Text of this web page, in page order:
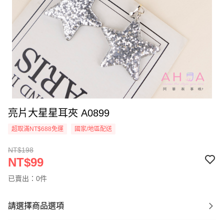
亮片大星星耳夾 A0899
超取滿NT$688免運 國家/地區配送
NT$198
NT$99
已賣出：0件
請選擇商品選項